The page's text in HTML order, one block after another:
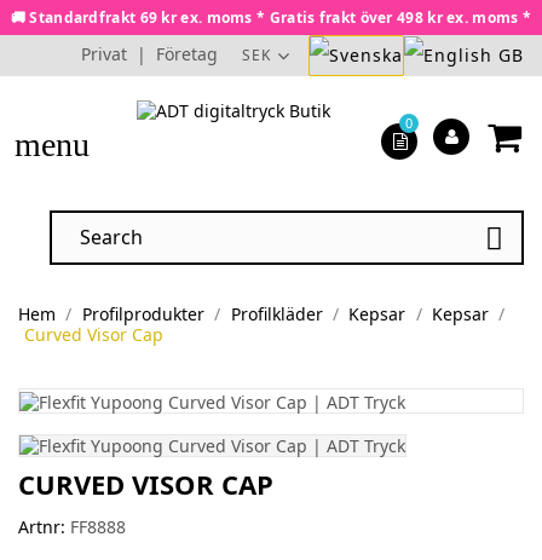
🚚 Standardfrakt 69 kr ex. moms * Gratis frakt över 498 kr ex. moms *
Privat | Företag SEK
menu

0
Hem Profilprodukter Profilkläder Kepsar
Kepsar
Curved Visor Cap
CURVED VISOR CAP
Artnr: FF8888